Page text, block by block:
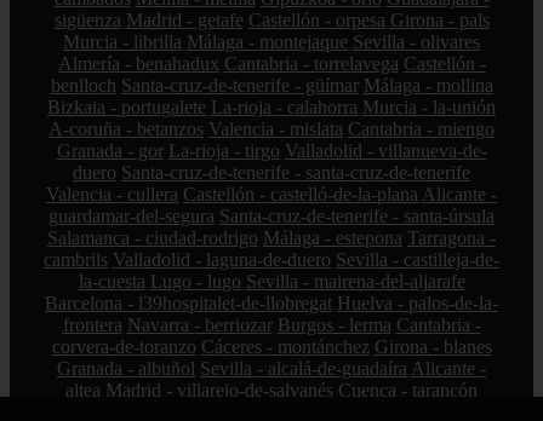
sigüenza Madrid - getafe Castellón - orpesa Girona - pals
Murcia - librilla Málaga - montejaque Sevilla - olivares
Almería - benahadux Cantabria - torrelavega Castellón -
benlloch Santa-cruz-de-tenerife - güímar Málaga - mollina
Bizkaia - portugalete La-rioja - calahorra Murcia - la-unión
A-coruña - betanzos Valencia - mislata Cantabria - miengo
Granada - gor La-rioja - tirgo Valladolid - villanueva-de-
duero Santa-cruz-de-tenerife - santa-cruz-de-tenerife
Valencia - cullera Castellón - castelló-de-la-plana Alicante -
guardamar-del-segura Santa-cruz-de-tenerife - santa-úrsula
Salamanca - ciudad-rodrigo Málaga - estepona Tarragona -
cambrils Valladolid - laguna-de-duero Sevilla - castilleja-de-
la-cuesta Lugo - lugo Sevilla - mairena-del-aljarafe
Barcelona - l39hospitalet-de-llobregat Huelva - palos-de-la-
frontera Navarra - berriozar Burgos - lerma Cantabria -
corvera-de-toranzo Cáceres - montánchez Girona - blanes
Granada - albuñol Sevilla - alcalá-de-guadaíra Alicante -
altea Madrid - villarejo-de-salvanés Cuenca - tarancón